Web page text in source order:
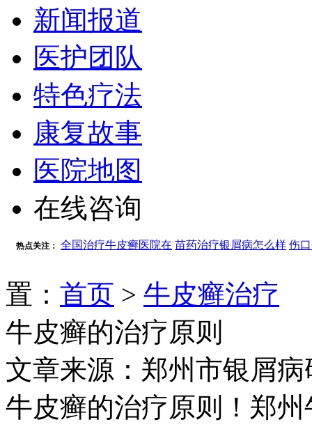
新闻报道
医护团队
特色疗法
康复故事
医院地图
在线咨询
热点关注： 全国治疗牛皮癣医院在 苗药治疗银屑病怎么样 伤
置： 首页 > 牛皮癣治疗
牛皮癣的治疗原则
文章来源：郑州市银屑病
牛皮癣的治疗原则！郑